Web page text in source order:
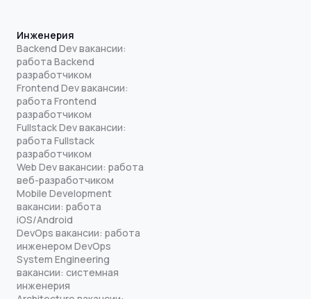
Инженерия
Backend Dev вакансии:
работа Backend
разработчиком
Frontend Dev вакансии:
работа Frontend
разработчиком
Fullstack Dev вакансии:
работа Fullstack
разработчиком
Web Dev вакансии: работа
веб-разработчиком
Mobile Development
вакансии: работа
iOS/Android
DevOps вакансии: работа
инженером DevOps
System Engineering
вакансии: системная
инженерия